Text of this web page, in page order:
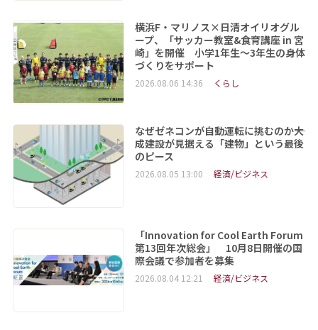
横浜F・マリノス×日清オイリオグル
ープ、「サッカー教室&食育講座 in 宮
崎」を開催 小学1年生～3年生の身体
づくりをサポート
2026.08.06 14:36 くらし
なぜゼネコンが自動運転に挑むのか――大
成建設が見据える「建物」という最後
のピース
2026.08.05 13:00 経済/ビジネス
「Innovation for Cool Earth Forum
第13回年次総会」 10月8日開催の国
際会議で参加者を募集
2026.08.04 12:21 経済/ビジネス